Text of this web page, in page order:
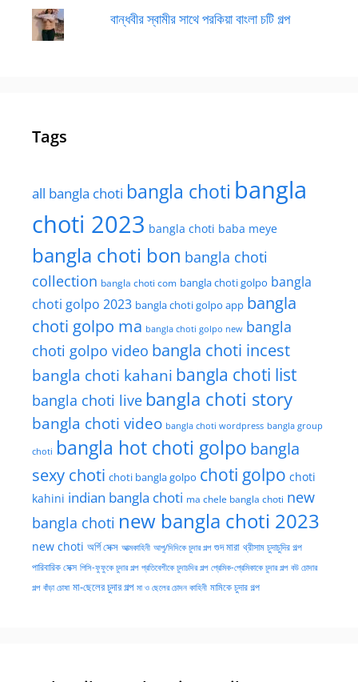
বান্ধবীর স্বামীর সাথে পরকিয়া বাংলা চটি গল্প
Tags
all bangla choti bangla choti bangla
choti 2023 bangla choti baba meye
bangla choti bon bangla choti
collection bangla choti com bangla choti golpo bangla
choti golpo 2023 bangla choti golpo app bangla
choti golpo ma bangla choti golpo new bangla
choti golpo video bangla choti incest
bangla choti kahani bangla choti list
bangla choti live bangla choti story
bangla choti video bangla choti wordpress bangla group
choti bangla hot choti golpo bangla
sexy choti choti bangla golpo choti golpo choti
kahini indian bangla choti ma chele bangla choti new
bangla choti new bangla choti 2023
new choti অর্গি সেক্স আত্মকাহিনী আপু/দিদিকে চুদার গল্প গুদ মারা থ্রীসাম চুদাচুদির গল্প
পারিবারিক সেক্স পিসি-ফুফুকে চুদার গল্প প্রতিবেশীকে চুদাচদির গল্প প্রেমিক-প্রেমিকাকে চুদার গল্প বউ চোদার
গল্প বাঁড়া চোষা মা-ছেলের চুদার গল্প মা ও ছেলের চোদন কাহিনী মামিকে চুদার গল্প